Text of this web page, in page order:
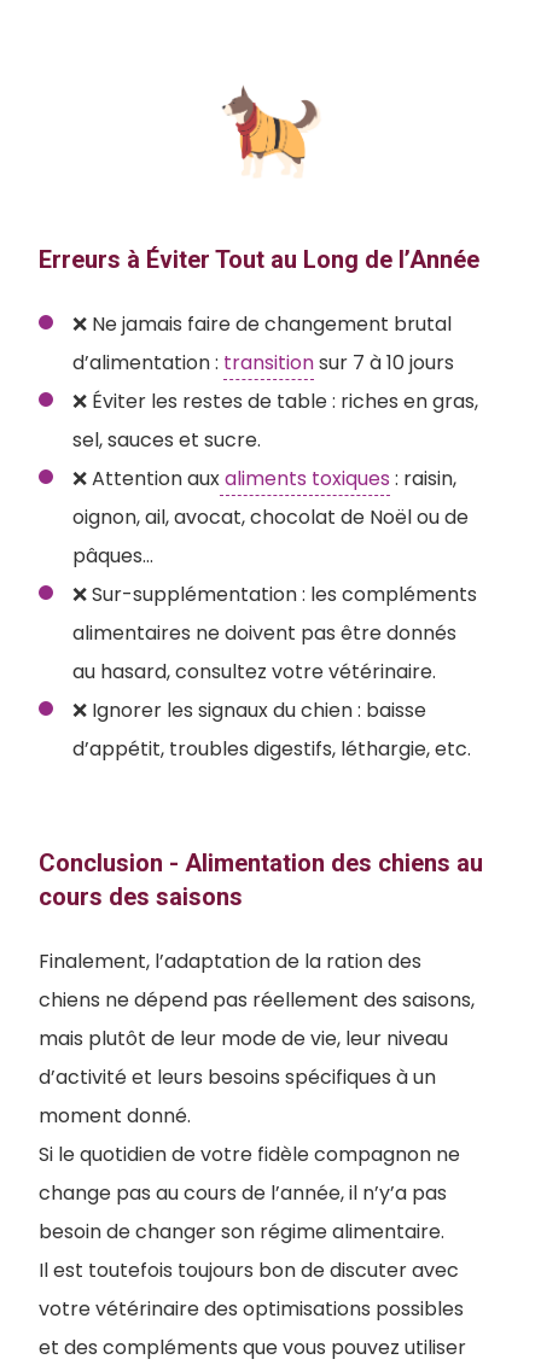
Erreurs à Éviter Tout au Long de l’Année
❌ Ne jamais faire de changement brutal
d’alimentation : transitionsur 7 à 10 jours
❌ Éviter les restes de table : riches en gras,
sel, sauces et sucre.
❌ Attention auxaliments toxiques : raisin,
oignon, ail, avocat, chocolat de Noël ou de
pâques…
❌ Sur-supplémentation : les compléments
alimentaires ne doivent pas être donnés
au hasard, consultez votre vétérinaire.
❌ Ignorer les signaux du chien : baisse
d’appétit, troubles digestifs, léthargie, etc.
Conclusion - Alimentation des chiens au
cours des saisons
Finalement, l’adaptation de la ration des
chiens ne dépend pas réellement des saisons,
mais plutôt de leur mode de vie, leur niveau
d’activité et leurs besoins spécifiques à un
moment donné.
Si le quotidien de votre fidèle compagnon ne
change pas au cours de l’année, il n’y’a pas
besoin de changer son régime alimentaire.
Il est toutefois toujours bon de discuter avec
votre vétérinaire des optimisations possibles
et des compléments que vous pouvez utiliser